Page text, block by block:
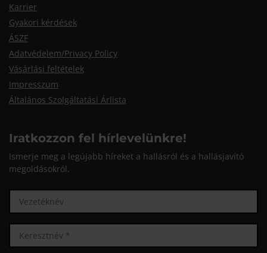
Karrier
Gyakori kérdések
ÁSZF
Adatvédelem/Privacy Policy
Vásárlási feltételek
Impresszum
Általános Szolgáltatási Árlista
Iratkozzon fel hírlevelünkre!
Ismerje meg a legújabb híreket a hallásról és a hallásjavító
megoldásokról.